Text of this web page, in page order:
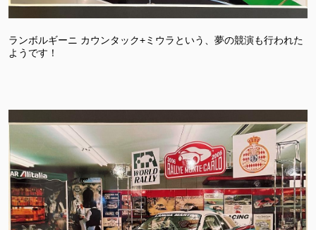
ランボルギーニ カウンタック+ミウラという、夢の競演も行われた
ようです！